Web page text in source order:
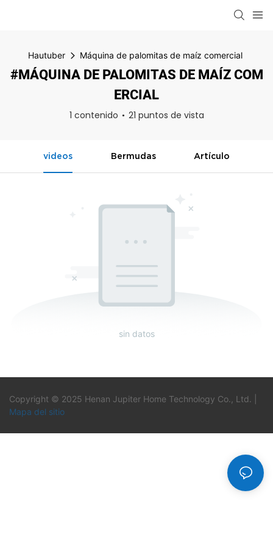
Hautuber Máquina de palomitas de maíz comercial
#MÁQUINA DE PALOMITAS DE MAÍZ COM
ERCIAL
1 contenido 21 puntos de vista
videos Bermudas Artículo
sin datos
Copyright © 2025 Henan Jupiter Home Technology Co., Ltd. |
Mapa del sitio